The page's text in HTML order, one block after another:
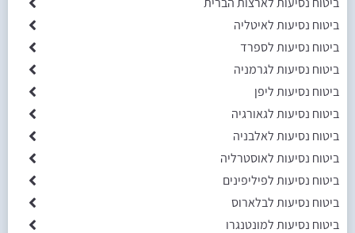
ביטוח נסיעות לאיטליה
ביטוח נסיעות לספרד
ביטוח נסיעות לגרמניה
ביטוח נסיעות ליפן
ביטוח נסיעות לגאורגיה
ביטוח נסיעות לאלבניה
ביטוח נסיעות לאוסטרליה
ביטוח נסיעות לפיליפינים
ביטוח נסיעות לבלארוס
ביטוח נסיעות למונטנגרו